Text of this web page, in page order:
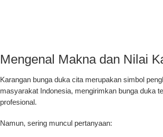
Mengenal Makna dan Nilai
Karangan bunga duka cita merupakan simbol
masyarakat Indonesia, mengirimkan bunga duka
profesional.
Namun, sering muncul pertanyaan: